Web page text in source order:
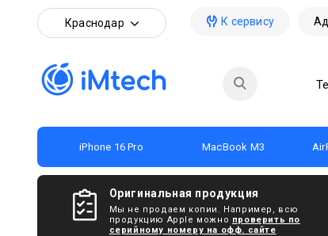
Краснодар К сервису
iPhone 16 Pro MacBook M3
Оригинальная продукция
Мы не продаем копии. Например, всю
продукцию Apple можно проверить по
серийному номеру на офф. сайте